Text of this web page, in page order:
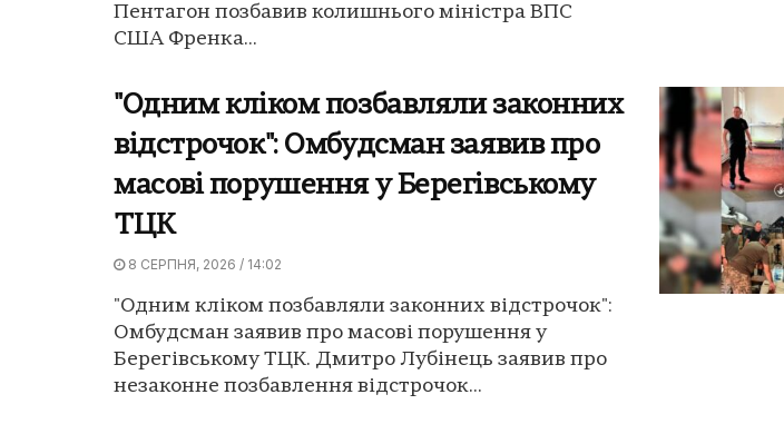
Пентагон позбавив колишнього міністра ВПС
США Френка...
"Одним кліком позбавляли законних
відстрочок": Омбудсман заявив про
масові порушення у Берегівському
ТЦК
8 СЕРПНЯ, 2026 / 14:02
"Одним кліком позбавляли законних відстрочок":
Омбудсман заявив про масові порушення у
Берегівському ТЦК. Дмитро Лубінець заявив про
незаконне позбавлення відстрочок...